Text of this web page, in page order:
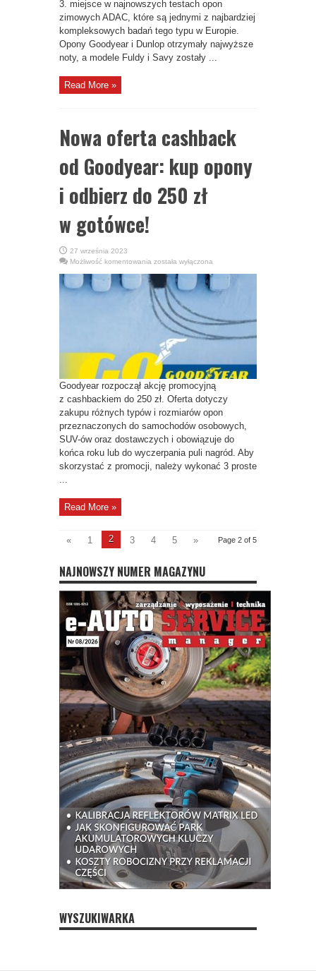
3. miejsce w najnowszych testach opon
zimowych ADAC, które są jednymi z najbardziej
kompleksowych badań tego typu w Europie.
Opony Goodyear i Dunlop otrzymały najwyższe
noty, a modele Fuldy i Savy zostały ...
Read More »
Nowa oferta cashback
od Goodyear: kup opony
i odbierz do 250 zł
w gotówce!
27 września 2023
Możliwość komentowania Nowa
cashback
od
Goodyear:
kup
opony
i
odbierz
w gotówce!
została wyłączona
Goodyear rozpoczął akcję promocyjną
z cashbackiem do 250 zł. Oferta dotyczy
zakupu różnych typów i rozmiarów opon
przeznaczonych do samochodów osobowych,
SUV-ów oraz dostawczych i obowiązuje do
końca roku lub do wyczerpania puli nagród. Aby
skorzystać z promocji, należy wykonać 3 proste
...
Read More »
Page 2 of 5
« 1 2 3 4 5 »
NAJNOWSZY NUMER MAGAZYNU
WYSZUKIWARKA